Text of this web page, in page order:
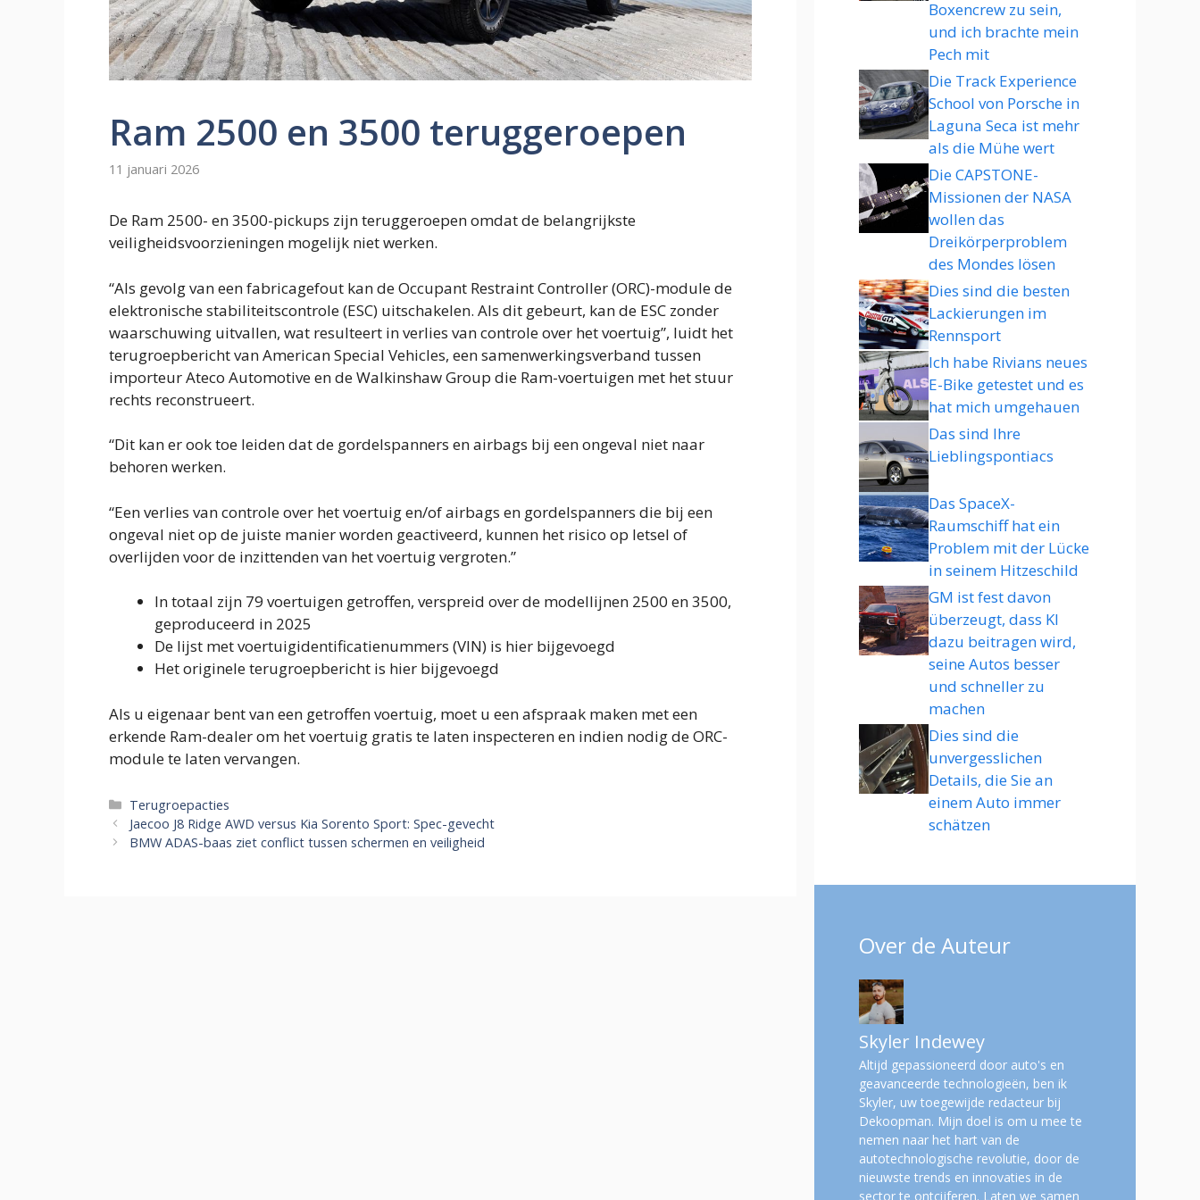
Ram 2500 en 3500 teruggeroepen
11 januari 2026
De Ram 2500- en 3500-pickups zijn teruggeroepen omdat de belangrijkste
veiligheidsvoorzieningen mogelijk niet werken.
“Als gevolg van een fabricagefout kan de Occupant Restraint Controller (ORC)-module de
elektronische stabiliteitscontrole (ESC) uitschakelen. Als dit gebeurt, kan de ESC zonder
waarschuwing uitvallen, wat resulteert in verlies van controle over het voertuig”, luidt het
terugroepbericht van American Special Vehicles, een samenwerkingsverband tussen
importeur Ateco Automotive en de Walkinshaw Group die Ram-voertuigen met het stuur
rechts reconstrueert.
“Dit kan er ook toe leiden dat de gordelspanners en airbags bij een ongeval niet naar
behoren werken.
“Een verlies van controle over het voertuig en/of airbags en gordelspanners die bij een
ongeval niet op de juiste manier worden geactiveerd, kunnen het risico op letsel of
overlijden voor de inzittenden van het voertuig vergroten.”
In totaal zijn 79 voertuigen getroffen, verspreid over de modellijnen 2500 en 3500,
geproduceerd in 2025
De lijst met voertuigidentificatienummers (VIN) is hier bijgevoegd
Het originele terugroepbericht is hier bijgevoegd
Als u eigenaar bent van een getroffen voertuig, moet u een afspraak maken met een
erkende Ram-dealer om het voertuig gratis te laten inspecteren en indien nodig de ORC-
module te laten vervangen.
Categorieën
Terugroepacties
Jaecoo J8 Ridge AWD versus Kia Sorento Sport: Spec-gevecht
BMW ADAS-baas ziet conflict tussen schermen en veiligheid
Boxencrew zu sein,
und ich brachte mein
Pech mit
Die Track Experience
School von Porsche in
Laguna Seca ist mehr
als die Mühe wert
Die CAPSTONE-
Missionen der NASA
wollen das
Dreikörperproblem
des Mondes lösen
Dies sind die besten
Lackierungen im
Rennsport
Ich habe Rivians neues
E-Bike getestet und es
hat mich umgehauen
Das sind Ihre
Lieblingspontiacs
Das SpaceX-
Raumschiff hat ein
Problem mit der Lücke
in seinem Hitzeschild
GM ist fest davon
überzeugt, dass KI
dazu beitragen wird,
seine Autos besser
und schneller zu
machen
Dies sind die
unvergesslichen
Details, die Sie an
einem Auto immer
schätzen
Over de Auteur
Skyler Indewey
Altijd gepassioneerd door auto's en
geavanceerde technologieën, ben ik
Skyler, uw toegewijde redacteur bij
Dekoopman. Mijn doel is om u mee te
nemen naar het hart van de
autotechnologische revolutie, door de
nieuwste trends en innovaties in de
sector te ontcijferen. Laten we samen